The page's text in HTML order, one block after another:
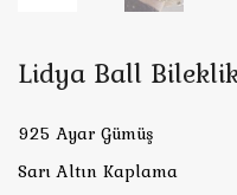
Lidya Ball
925 Ayar Gümüş
Sarı Altın Kaplama